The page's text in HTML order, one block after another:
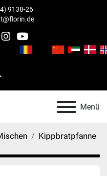
9138-26
instagram
youtube
Menü
Kippbratpfanne